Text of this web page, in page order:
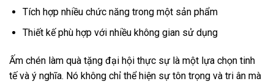
Tích hợp nhiều chức năng trong một sản phẩm
Thiết kế phù hợp với nhiều không gian sử dụng
Ấm chén làm quà tặng đại hội thực sự là một lựa chọn tinh
tế và ý nghĩa. Nó không chỉ thể hiện sự tôn trọng và tri ân mà